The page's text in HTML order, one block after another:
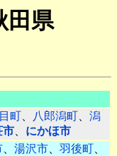
田県
町、 八郎潟町、 潟
市、 にかほ市
、 湯沢市、 羽後町、